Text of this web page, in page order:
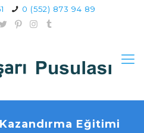
0 (552) 873 94 89
Eğitimi